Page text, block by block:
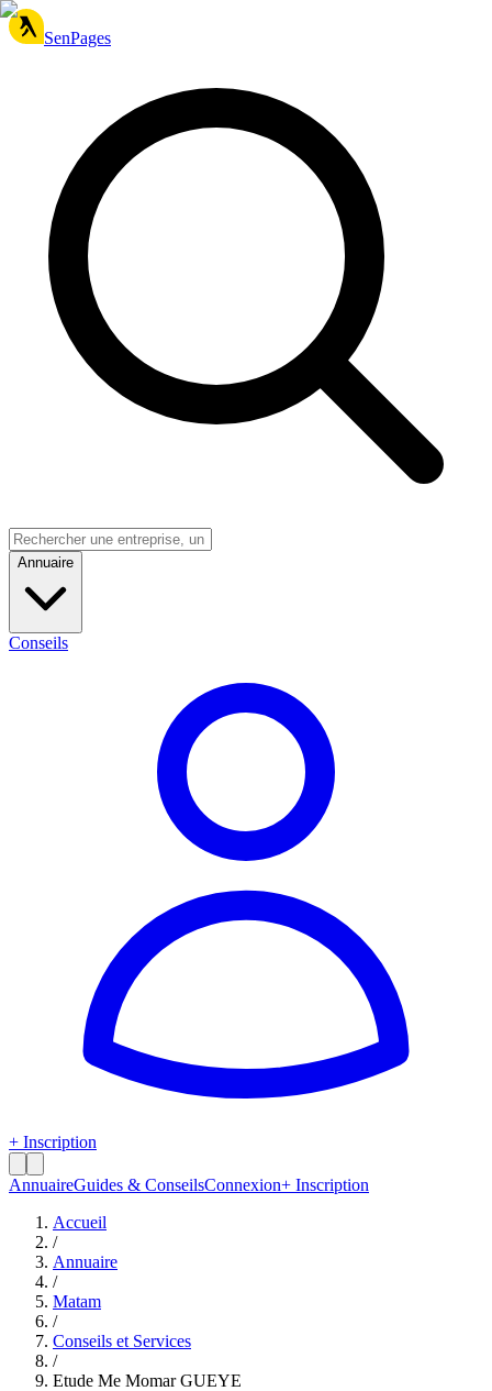
SenPages
Annuaire
Conseils
+ Inscription
AnnuaireGuides & ConseilsConnexion+ Inscription
Accueil
/
Annuaire
/
Matam
/
Conseils et Services
/
Etude Me Momar GUEYE